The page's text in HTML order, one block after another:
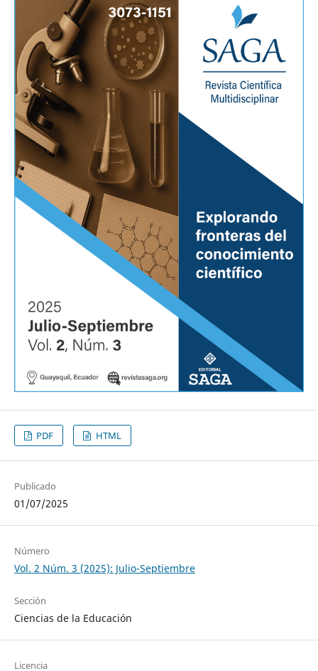
PDF HTML
Publicado
01/07/2025
Número
Vol. 2 Núm. 3 (2025): Julio-Septiembre
Sección
Ciencias de la Educación
Licencia